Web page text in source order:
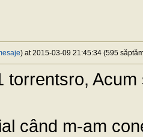
) at 2015-03-09 21:45:34 (595
torrentsro,
când m-am